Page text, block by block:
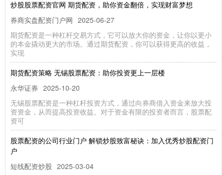
炒股股票配资官网 期货配资，助你资金翻倍，实现财富梦想
券商实盘配资门户网 2025-06-27
期货配资是一种杠杆交易方式，它可以放大你的资金，让你以更小
的本金撬动更大的市场。通过期货配资，你可以获得更高的收益，
实现
期货配资策略 无锡股票配资：助你投资更上一层楼
永华证券 2025-10-20
无锡股票配资是一种杠杆投资方式，通过向券商借入资金来放大投
资资金，从而提高投资收益。对于资金有限的投资者而言，股票配
资可
股票配资的公司行业门户 解锁炒股致富秘诀：加入优秀炒股配资门
户
短线配资炒股 2025-03-04